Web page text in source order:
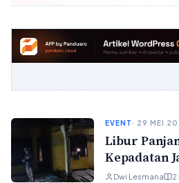
EVENT· 29 MEI
Libur
Kepadatan
Diprediksi
Dwi Lesmana 2